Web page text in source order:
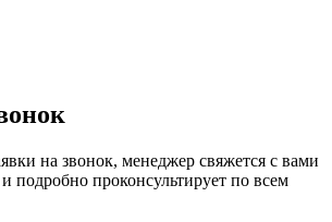
на звонок, менеджер свяжется с вами
подробно проконсультирует по всем